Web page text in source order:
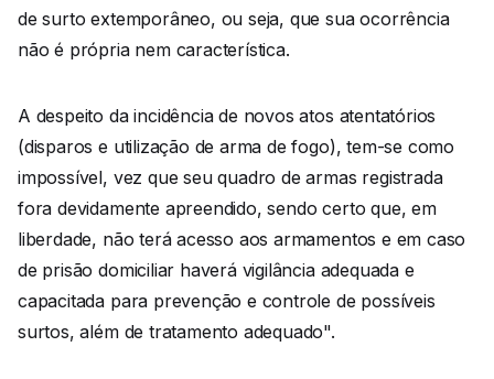
de surto extemporâneo, ou seja, que sua ocorrência
não é própria nem característica.
A despeito da incidência de novos atos atentatórios
(disparos e utilização de arma de fogo), tem-se como
impossível, vez que seu quadro de armas registrada
fora devidamente apreendido, sendo certo que, em
liberdade, não terá acesso aos armamentos e em caso
de prisão domiciliar haverá vigilância adequada e
capacitada para prevenção e controle de possíveis
surtos, além de tratamento adequado".